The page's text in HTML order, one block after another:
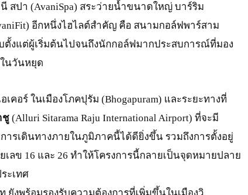
สปา (AvaniSpa) สระว่ายน้ำขนาดใหญ่ บาร์ริม
อีกหนึ่งไฮไลต์สำคัญ คือ สนามกอล์ฟพาร์สาม
ตั้งแต่ผู้เริ่มต้นไปจนถึงนักกอล์ฟมากประสบการณ์ที่มอง
นวันหยุด
อร์ ในเมืองโภคปุรัม (Bhogapuram) และระยะทางที่
ชู (Alluri Sitarama Raju International Airport) ที่จะมี
ารเดินทางภายในภูมิภาคนี้ได้ดียิ่งขึ้น รวมถึงการตั้งอยู่
ลข 16 และ 26 ทำให้โครงการนี้กลายเป็นจุดหมายปลาย
ะเทศ